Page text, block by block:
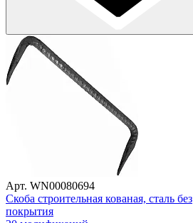
Арт. WN00080694
Скоба строительная кованая, сталь без
покрытия